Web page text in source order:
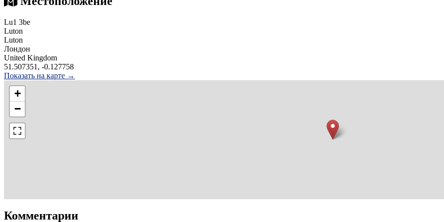
Lu1 3be
Luton
Luton
Лондон
United Kingdom
51.507351, -0.127758
Показать на карте →
+
−
Комментарии